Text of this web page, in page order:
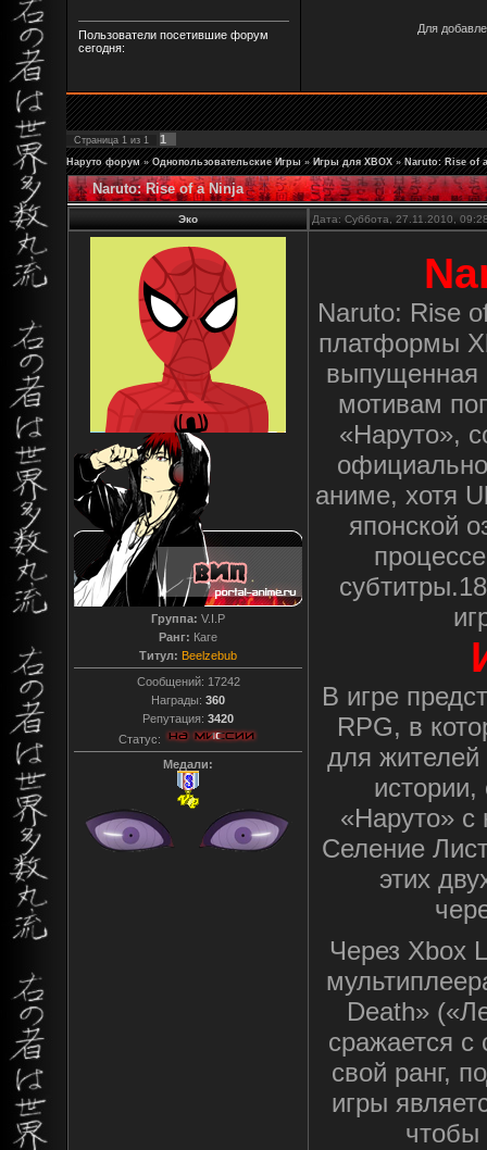
Пользователи посетившие форум
сегодня:
Для
Страница 1 из 1 1
Наруто форум » Однопользовательские Игры » Игры для XBOX » Naruto: Rise of
Naruto: Rise of a Ninja
Эко Дата: Суббота, 27.11.2010,
Группа: V.I.P
Ранг: Каге
Титул: Beelzebub
Сообщений: 17242
Награды: 360
Репутация: 3420
Статус:
Медали:
Naruto: Rise
платформы
выпущенная
мотивам
«Наруто»,
аниме, хотя
японской
В игре
RPG, в
для
«Наруто» с
Селение
этих
Через Xbox
Death»
сражается
свой ранг,
игры
чтобы